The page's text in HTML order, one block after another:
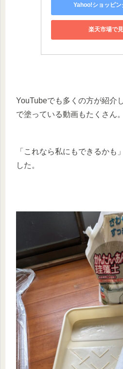
Yahoo!ショッピン
楽天市場で
YouTubeでも多くの方が紹介
で塗っている動画もたくさん。
「これなら私にもできるかも
した。